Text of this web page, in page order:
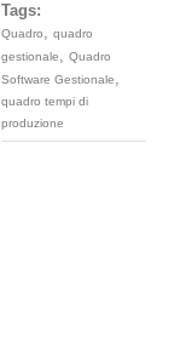
Tags:
Quadro, quadro
gestionale, Quadro
Software Gestionale,
quadro tempi di
produzione